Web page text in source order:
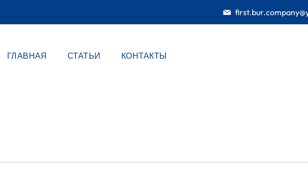
ГЛАВНАЯ СТАТЬИ КОНТАКТЫ